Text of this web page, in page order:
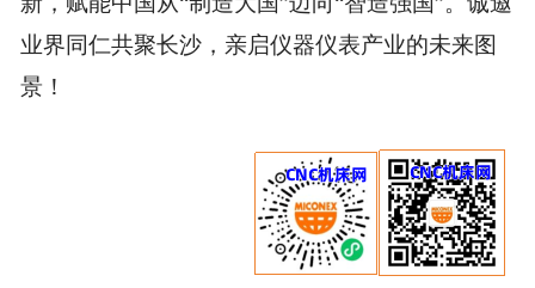
业界同仁共聚长沙，亲启仪器仪表产业的未来图
景！